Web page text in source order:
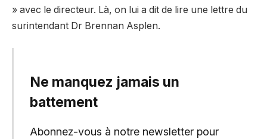
» avec le directeur. Là, on lui a dit de lire une lettre du
surintendant Dr Brennan Asplen.
Ne manquez jamais un
battement
Abonnez-vous à notre newsletter pour